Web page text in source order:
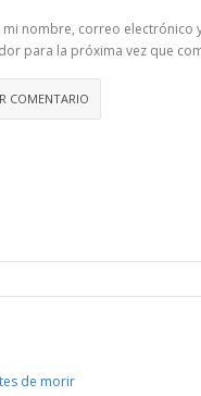
mi nombre, correo electrónico
para la próxima vez que
de morir